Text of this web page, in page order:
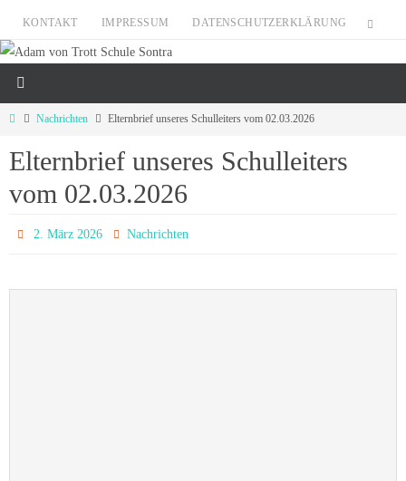
Zum
Inhalt
springen
KONTAKT IMPRESSUM DATENSCHUTZERKLÄRUNG
StartNachrichten Elternbrief unseres Schulleiters vom 02.03.2026
Elternbrief unseres Schulleiters
vom 02.03.2026
2. März 2026 Nachrichten